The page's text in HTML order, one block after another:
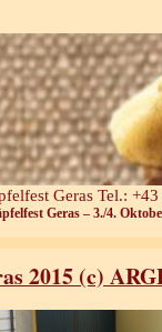
Geras Tel.:
Geras – 3./4.
2015 (c)